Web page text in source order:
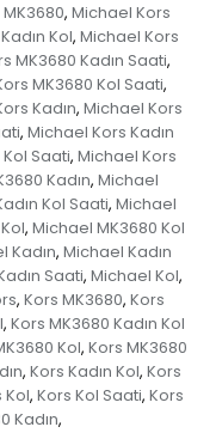
, Michael Kors
Kol, Michael Kors
MK3680 Kadın Saati,
MK3680 Kol Saati,
Kadın, Michael Kors
, Michael Kors Kadın
Saati, Michael Kors
Kadın, Michael
Kol Saati, Michael
, Michael MK3680 Kol
Kadın, Michael Kadın
Saati, Michael Kol,
, Kors MK3680, Kors
, Kors MK3680 Kadın Kol
Kol, Kors MK3680
, Kors Kadın Kol, Kors
Kol, Kors Kol Saati, Kors
Kadın,